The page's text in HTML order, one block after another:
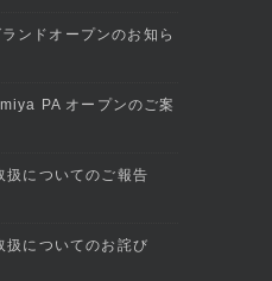
ンドオープンのお知ら
PA オープンのご案
扱についてのご報告
扱についてのお詫び